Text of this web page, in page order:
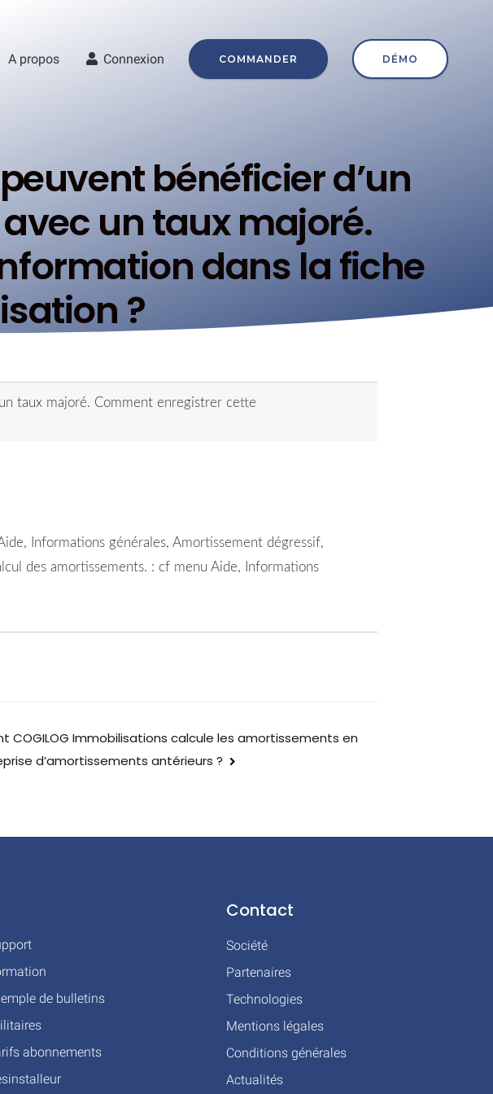
A propos Connexion COMMANDER DÉMO
bénéficier d’un
un taux majoré.
dans la fiche
?
taux majoré. Comment enregistrer cette
Informations générales, Amortissement dégressif,
des amortissements. : cf menu Aide, Informations
COGILOG Immobilisations calcule les amortissements en
d’amortissements antérieurs ?
de bulletins
abonnements
Contact
Société
Partenaires
Technologies
Mentions légales
Conditions générales
Actualités